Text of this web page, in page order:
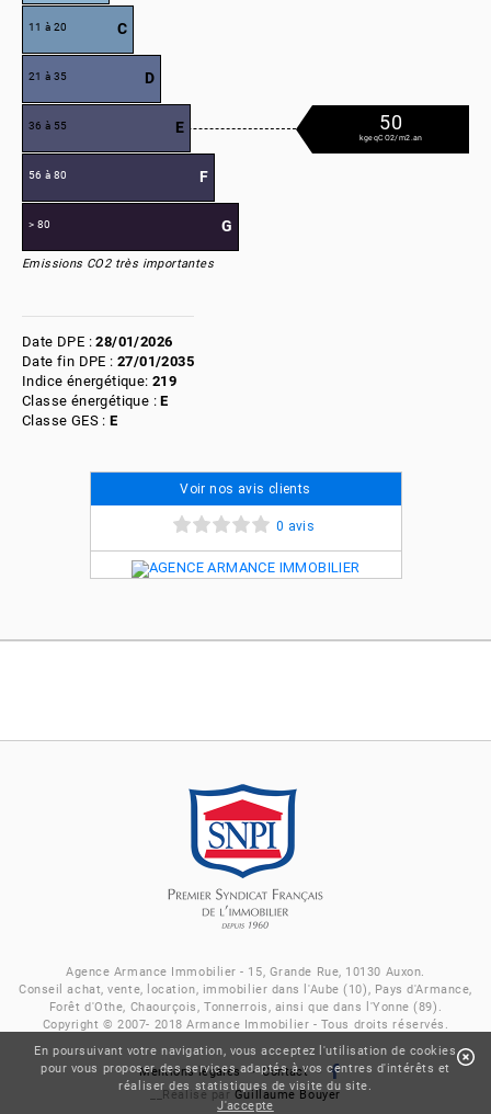
11 à 20 C
21 à 35 D
36 à 55 E
56 à 80 F
> 80 G
Emissions CO2 très importantes
50
kgeqCO2/m2.an
Date DPE :28/01/2026
Date fin DPE : 27/01/2035
Indice énergétique: 219
Classe énergétique :E
Classe GES :E
Voir nos avis clients
0 avis
Agence Armance Immobilier - 15, Grande Rue, 10130 Auxon.
Conseil achat, vente, location, immobilier dans l'Aube (10), Pays d'Armance,
Forêt d'Othe, Chaourçois, Tonnerrois, ainsi que dans l'Yonne (89).
Copyright © 2007- 2018 Armance Immobilier - Tous droits réservés.
Mentions légales Contact
En poursuivant votre navigation, vous acceptez l'utilisation de cookies
pour vous proposer des services adaptés à vos centres d'intérêts et
réaliser des statistiques de visite du site.
J'accepte
__Réalisé parGuillaume Bouyer